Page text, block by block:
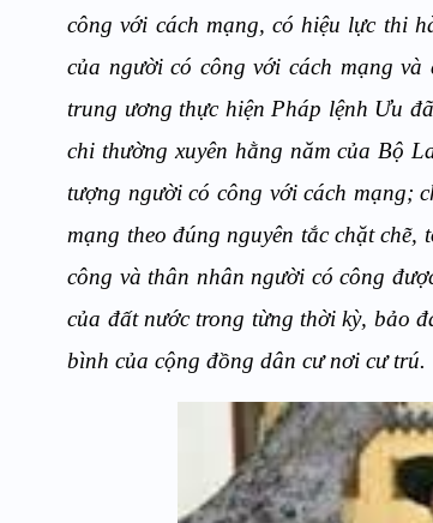
công với cách mạng, có hiệu lực thi
của người có công với cách mạng
trung ương thực hiện Pháp lệnh Ưu
chi thường xuyên hằng năm của Bộ
tượng người có công với cách mạng;
mạng theo đúng nguyên tắc chặt
công và thân nhân người có công
của đất nước trong từng thời kỳ, bảo
bình của cộng đồng dân cư nơi cư trú.